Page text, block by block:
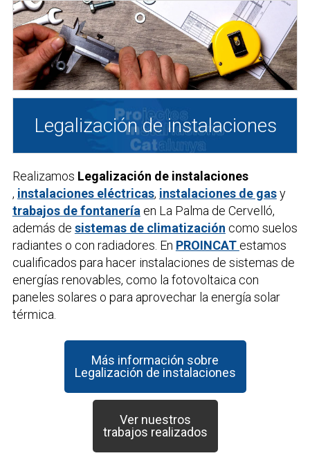
Legalización de instalaciones
Realizamos Legalización de instalaciones
, instalaciones eléctricas, instalaciones de gasy
trabajos de fontanería en La Palma de Cervelló,
además de sistemas de climatización como suelos
radiantes o con radiadores. En PROINCAT estamos
cualificados para hacer instalaciones de sistemas de
energías renovables, como la fotovoltaica con
paneles solares o para aprovechar la energía solar
térmica.
Más información sobre
Legalización de instalaciones
Ver nuestros
trabajos realizados